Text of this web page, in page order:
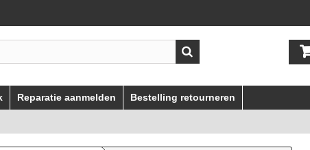
Reparatie aanmelden Bestelling retourneren